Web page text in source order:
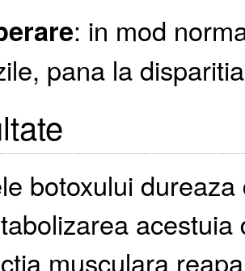
: in mod
pana la
botoxului
musculara